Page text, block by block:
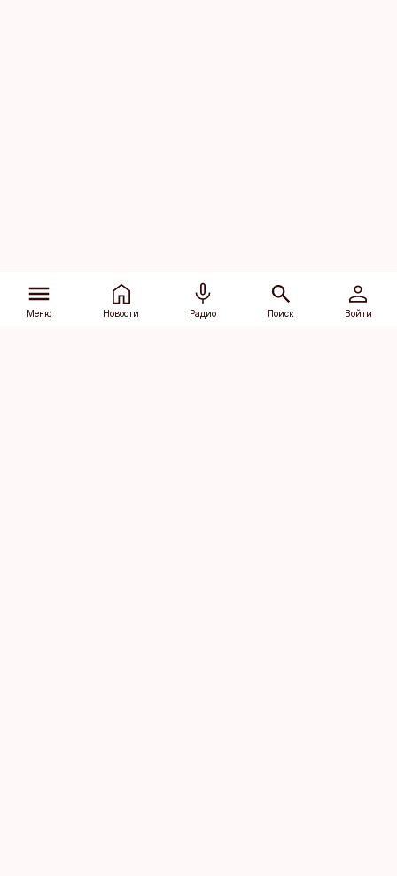
Меню Новости Радио Поиск Войти